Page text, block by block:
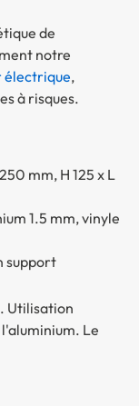
de
notre
électrique,
à risques.
mm, H 125 x L
1.5 mm, vinyle
support
Utilisation
Le